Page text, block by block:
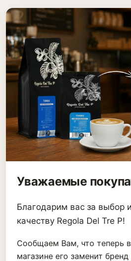
Уважаемые
Благодарим вас за выбор
качеству Regola Del Tre P!
Сообщаем Вам, что теперь
магазине его заменит бренд